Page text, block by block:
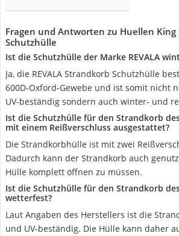
Fragen und Antworten zu Huellen
Schutzhülle
Ist die Schutzhülle der Marke REVALA
Ja, die REVALA Strandkorb Schutzhülle
600D-Oxford-Gewebe und ist somit nicht
UV-beständig sondern auch winter- und
Ist die Schutzhülle für den Strandkorb
mit einem Reißverschluss ausgestattet?
Die Strandkorbhülle ist mit zwei
Dadurch kann der Strandkorb auch
Hülle komplett öffnen zu müssen.
Ist die Schutzhülle für den Strandkorb
wetterfest?
Laut Angaben des Herstellers ist die
und UV-beständig. Die Hülle kann daher